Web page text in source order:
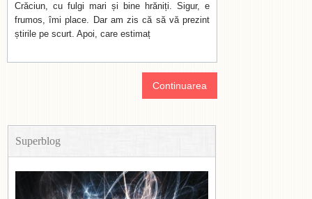
Crăciun, cu fulgi mari și bine hrăniți. Sigur, e
frumos, îmi place. Dar am zis că să vă prezint
știrile pe scurt. Apoi, care estimaț
Continuarea
Superblog